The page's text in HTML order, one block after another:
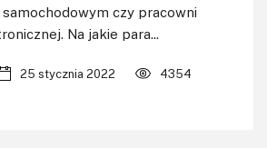
czy pracowni
Na jakie para...
25 stycznia 2022 4354